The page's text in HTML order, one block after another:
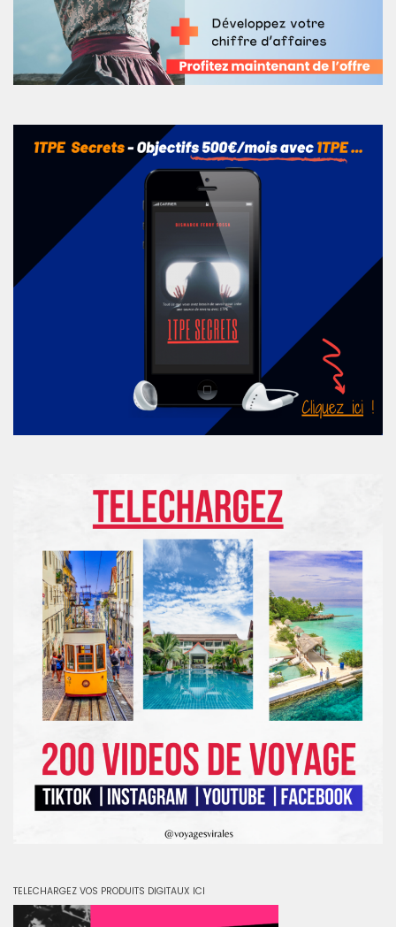
TELECHARGEZ VOS PRODUITS DIGITAUX ICI